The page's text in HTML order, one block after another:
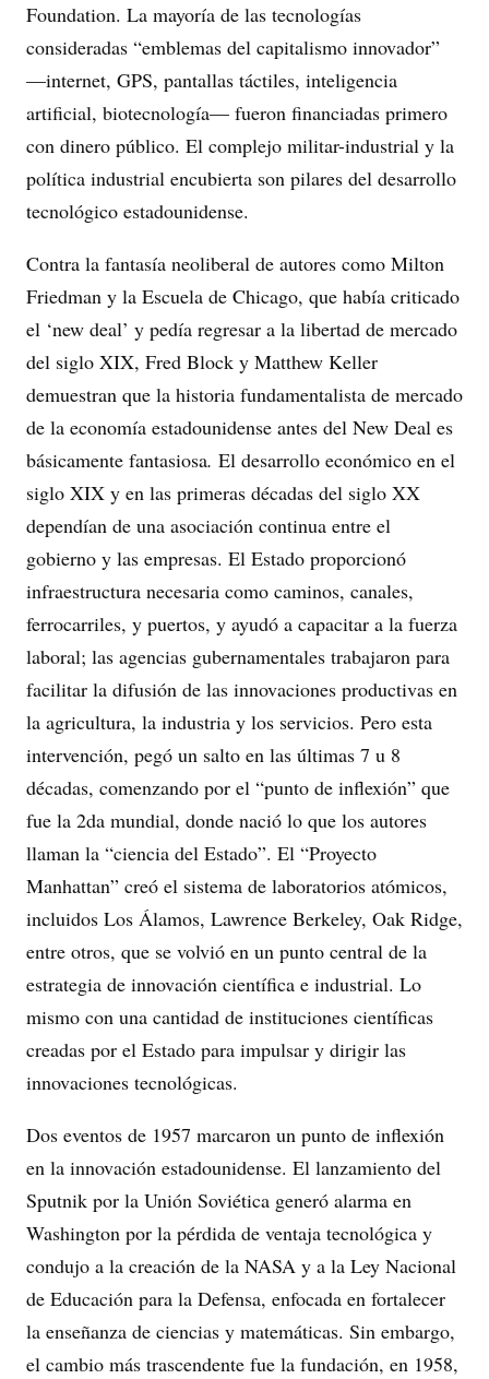
Foundation. La mayoría de las tecnologías
consideradas “emblemas del capitalismo innovador”
—internet, GPS, pantallas táctiles, inteligencia
artificial, biotecnología— fueron financiadas primero
con dinero público. El complejo militar-industrial y la
política industrial encubierta son pilares del desarrollo
tecnológico estadounidense.
Contra la fantasía neoliberal de autores como Milton
Friedman y la Escuela de Chicago, que había criticado
el ‘new deal’ y pedía regresar a la libertad de mercado
del siglo XIX, Fred Block y Matthew Keller
demuestran que la historia fundamentalista de mercado
de la economía estadounidense antes del New Deal es
básicamente fantasiosa. El desarrollo económico en el
siglo XIX y en las primeras décadas del siglo XX
dependían de una asociación continua entre el
gobierno y las empresas. El Estado proporcionó
infraestructura necesaria como caminos, canales,
ferrocarriles, y puertos, y ayudó a capacitar a la fuerza
laboral; las agencias gubernamentales trabajaron para
facilitar la difusión de las innovaciones productivas en
la agricultura, la industria y los servicios. Pero esta
intervención, pegó un salto en las últimas 7 u 8
décadas, comenzando por el “punto de inflexión” que
fue la 2da mundial, donde nació lo que los autores
llaman la “ciencia del Estado”. El “Proyecto
Manhattan” creó el sistema de laboratorios atómicos,
incluidos Los Álamos, Lawrence Berkeley, Oak Ridge,
entre otros, que se volvió en un punto central de la
estrategia de innovación científica e industrial. Lo
mismo con una cantidad de instituciones científicas
creadas por el Estado para impulsar y dirigir las
innovaciones tecnológicas.
Dos eventos de 1957 marcaron un punto de inflexión
en la innovación estadounidense. El lanzamiento del
Sputnik por la Unión Soviética generó alarma en
Washington por la pérdida de ventaja tecnológica y
condujo a la creación de la NASA y a la Ley Nacional
de Educación para la Defensa, enfocada en fortalecer
la enseñanza de ciencias y matemáticas. Sin embargo,
el cambio más trascendente fue la fundación, en 1958,